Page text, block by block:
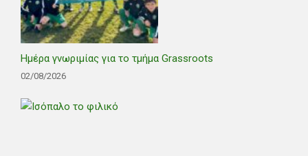
Ημέρα γνωριμίας για το τμήμα Grassroots
02/08/2026